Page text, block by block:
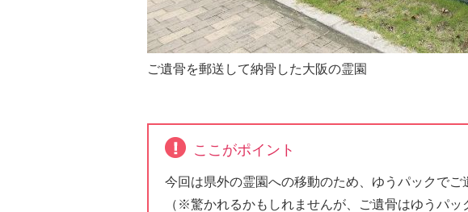
ご遺骨を郵送して納骨した大阪の霊園
ここがポイント
今回は県外の霊園への移動のため、ゆうパックでご
（※驚かれるかもしれませんが、ご遺骨はゆうパッ